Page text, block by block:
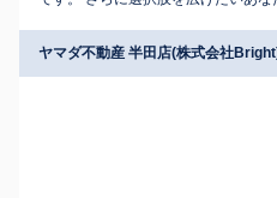
ヤマダ不動産 半田店(株式会社